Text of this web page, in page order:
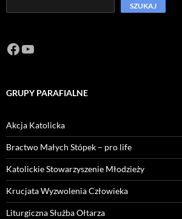
SZUKAJ
Facebook
https://
GRUPY PARAFIALNE
Akcja Katolicka
Bractwo Małych Stópek – pro life
Katolickie Stowarzyszenie Młodzieży
Krucjata Wyzwolenia Człowieka
Liturgiczna Służba Ołtarza